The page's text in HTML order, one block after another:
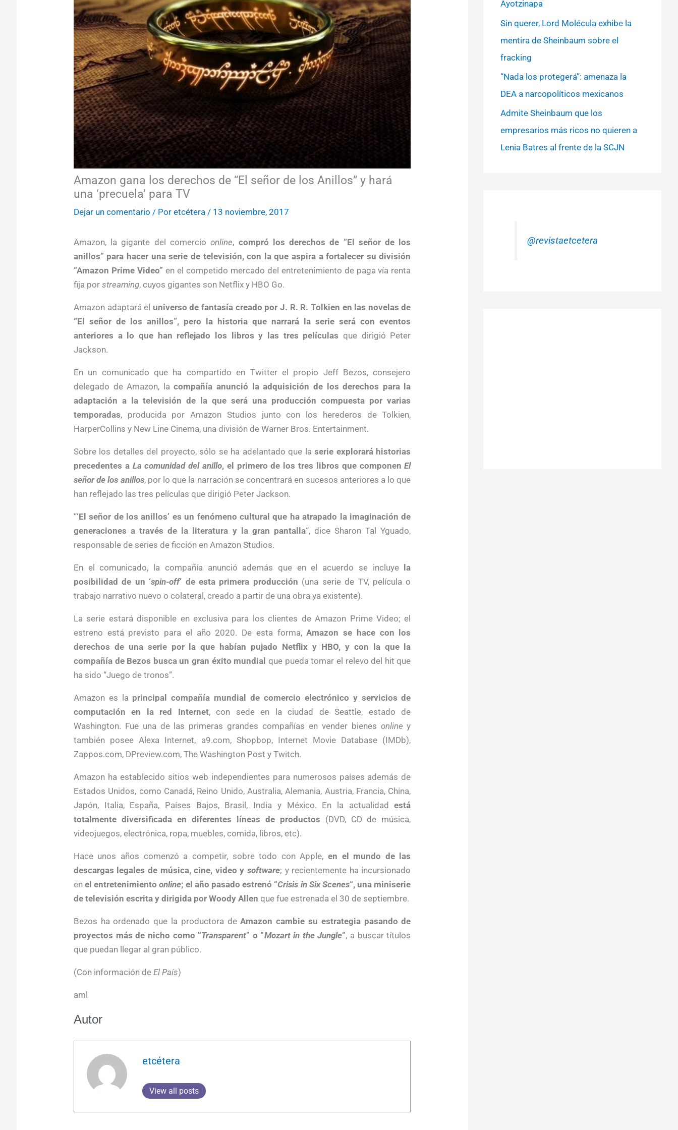
Amazon gana los derechos de “El señor de los Anillos” y hará
una ‘precuela’ para TV
Dejar un comentario / Por etcétera / 13 noviembre, 2017
Amazon, la gigante del comercioonline, compró los derechos de “El señor de los
anillos” para hacer una serie de televisión, con la que aspira a fortalecer su división
“Amazon Prime Video” en el competido mercado del entretenimiento de paga vía renta
fija por streaming, cuyos gigantes son Netflix y HBO Go.
Amazon adaptará el universo de fantasía creado por J. R. R. Tolkien en las novelas de
“El señor de los anillos”, pero la historia que narrará la serie será con eventos
anteriores a lo que han reflejado los libros y las tres películas que dirigió Peter
Jackson.
En un comunicado que ha compartido en Twitter el propio Jeff Bezos, consejero
delegado de Amazon, lacompañía anunció la adquisición de los derechos para la
adaptación a la televisión de la que será una producción compuesta por varias
temporadas, producida por Amazon Studios junto con los herederos de Tolkien,
HarperCollins y New Line Cinema, una división de Warner Bros. Entertainment.
Sobre los detalles del proyecto, sólo se ha adelantado que laserie explorará historias
precedentes a La comunidad del anillo, el primero de los tres libros que componenEl
señor de los anillos, por lo que la narración se concentrará en sucesos anteriores a lo que
han reflejado las tres películas que dirigió Peter Jackson.
“‘El señor de los anillos’ es un fenómeno cultural que ha atrapado la imaginación de
generaciones a través de la literatura y la gran pantalla“, dice Sharon Tal Yguado,
responsable de series de ficción en Amazon Studios.
En el comunicado, la compañía anunció además que en el acuerdo se incluye la
posibilidad de un ‘spin-off‘ de esta primera producción (una serie de TV, película o
trabajo narrativo nuevo o colateral, creado a partir de una obra ya existente).
La serie estará disponible en exclusiva para los clientes de Amazon Prime Video; el
estreno está previsto para el año 2020. De esta forma,Amazon se hace con los
derechos de una serie por la que habían pujado Netflix y HBO, y con la que la
compañía de Bezos busca un gran éxito mundial que pueda tomar el relevo del hit que
ha sido “Juego de tronos”.
Amazon es la principal compañía mundial de comercio electrónico y servicios de
computación en la red Internet, con sede en la ciudad de Seattle, estado de
Washington. Fue una de las primeras grandes compañías en vender bienes online y
también posee Alexa Internet, a9.com, Shopbop, Internet Movie Database (IMDb),
Zappos.com, DPreview.com, The Washington Post y Twitch.
Amazon ha establecido sitios web independientes para numerosos países además de
Estados Unidos, como Canadá, Reino Unido, Australia, Alemania, Austria, Francia, China,
Japón, Italia, España, Países Bajos, Brasil, India y México. En la actualidadestá
totalmente diversificada en diferentes líneas de productos (DVD, CD de música,
videojuegos, electrónica, ropa, muebles, comida, libros, etc).
Hace unos años comenzó a competir, sobre todo con Apple, en el mundo de las
descargas legales de música, cine, video ysoftware; y recientemente ha incursionado
enel entretenimientoonline; el año pasado estrenó “Crisis in Six Scenes“, una miniserie
de televisión escrita y dirigida por Woody Allen que fue estrenada el 30 de septiembre.
Bezos ha ordenado que la productora deAmazon cambie su estrategia pasando de
proyectos más de nicho como “Transparent” o “Mozart in the Jungle“, a buscar títulos
que puedan llegar al gran público.
(Con información de El País)
aml
Autor
etcétera
View all posts
Ayotzinapa
Sin querer, Lord Molécula exhibe la
mentira de Sheinbaum sobre el
fracking
“Nada los protegerá”: amenaza la
DEA a narcopolíticos mexicanos
Admite Sheinbaum que los
empresarios más ricos no quieren a
Lenia Batres al frente de la SCJN
@revistaetcetera